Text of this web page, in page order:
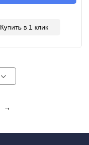
Купить в 1 клик
→